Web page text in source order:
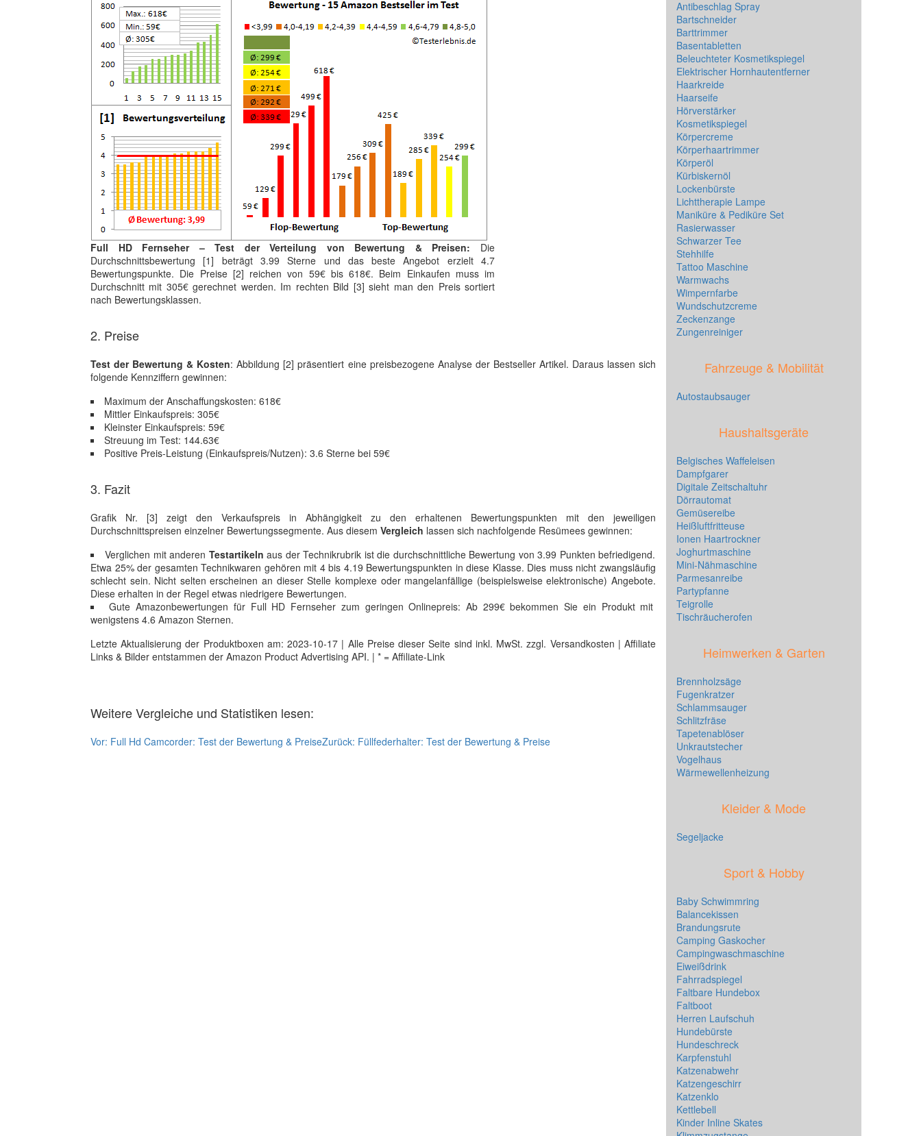
Full HD Fernseher – Test der Verteilung von Bewertung & Preisen: Die
Durchschnittsbewertung [1] beträgt 3.99 Sterne und das beste Angebot erzielt 4.7
Bewertungspunkte. Die Preise [2] reichen von 59€ bis 618€. Beim Einkaufen muss im
Durchschnitt mit 305€ gerechnet werden. Im rechten Bild [3] sieht man den Preis sortiert
nach Bewertungsklassen.
2. Preise
Test der Bewertung & Kosten: Abbildung [2] präsentiert eine preisbezogene Analyse der Bestseller Artikel. Daraus lassen sich
folgende Kennziffern gewinnen:
Maximum der Anschaffungskosten: 618€
Mittler Einkaufspreis: 305€
Kleinster Einkaufspreis: 59€
Streuung im Test: 144.63€
Positive Preis-Leistung (Einkaufspreis/Nutzen): 3.6 Sterne bei 59€
3. Fazit
Grafik Nr. [3] zeigt den Verkaufspreis in Abhängigkeit zu den erhaltenen Bewertungspunkten mit den jeweiligen
Durchschnittspreisen einzelner Bewertungssegmente. Aus diesem Vergleich lassen sich nachfolgende Resümees gewinnen:
Verglichen mit anderen Testartikeln aus der Technikrubrik ist die durchschnittliche Bewertung von 3.99 Punkten befriedigend.
Etwa 25% der gesamten Technikwaren gehören mit 4 bis 4.19 Bewertungspunkten in diese Klasse. Dies muss nicht zwangsläufig
schlecht sein. Nicht selten erscheinen an dieser Stelle komplexe oder mangelanfällige (beispielsweise elektronische) Angebote.
Diese erhalten in der Regel etwas niedrigere Bewertungen.
Gute Amazonbewertungen für Full HD Fernseher zum geringen Onlinepreis: Ab 299€ bekommen Sie ein Produkt mit
wenigstens 4.6 Amazon Sternen.
Letzte Aktualisierung der Produktboxen am: 2023-10-17 | Alle Preise dieser Seite sind inkl. MwSt. zzgl. Versandkosten | Affiliate
Links & Bilder entstammen der Amazon Product Advertising API. | * = Affiliate-Link
Weitere Vergleiche und Statistiken lesen:
Vor: Full Hd Camcorder: Test der Bewertung & PreiseZurück: Füllfederhalter: Test der Bewertung & Preise
Antibeschlag Spray
Bartschneider
Barttrimmer
Basentabletten
Beleuchteter Kosmetikspiegel
Elektrischer Hornhautentferner
Haarkreide
Haarseife
Hörverstärker
Kosmetikspiegel
Körpercreme
Körperhaartrimmer
Körperöl
Kürbiskernöl
Lockenbürste
Lichttherapie Lampe
Maniküre & Pediküre Set
Rasierwasser
Schwarzer Tee
Stehhilfe
Tattoo Maschine
Warmwachs
Wimpernfarbe
Wundschutzcreme
Zeckenzange
Zungenreiniger
Fahrzeuge & Mobilität
Autostaubsauger
Haushaltsgeräte
Belgisches Waffeleisen
Dampfgarer
Digitale Zeitschaltuhr
Dörrautomat
Gemüsereibe
Heißluftfritteuse
Ionen Haartrockner
Joghurtmaschine
Mini-Nähmaschine
Parmesanreibe
Partypfanne
Teigrolle
Tischräucherofen
Heimwerken & Garten
Brennholzsäge
Fugenkratzer
Schlammsauger
Schlitzfräse
Tapetenablöser
Unkrautstecher
Vogelhaus
Wärmewellenheizung
Kleider & Mode
Segeljacke
Sport & Hobby
Baby Schwimmring
Balancekissen
Brandungsrute
Camping Gaskocher
Campingwaschmaschine
Eiweißdrink
Fahrradspiegel
Faltbare Hundebox
Faltboot
Herren Laufschuh
Hundebürste
Hundeschreck
Karpfenstuhl
Katzenabwehr
Katzengeschirr
Katzenklo
Kettlebell
Kinder Inline Skates